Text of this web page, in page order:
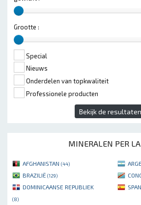
Grootte :
Special
Nieuws
Onderdelen van topkwaliteit
Professionele producten
Bekijk de resultaten
MINERALEN PER
AFGHANISTAN (44)
BRAZILIË (129)
DOMINICAANSE REPUBLIEK
(8)